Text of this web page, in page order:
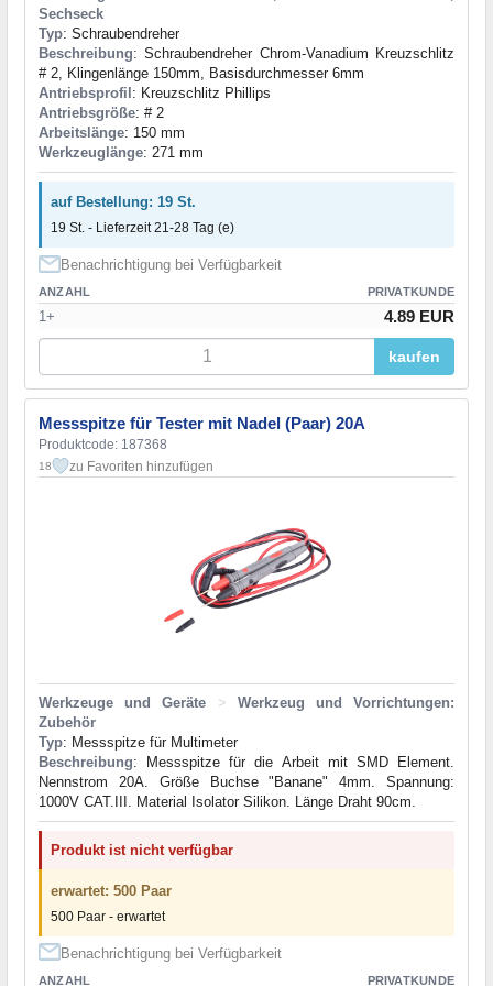
Sechseck
Typ: Schraubendreher
Beschreibung: Schraubendreher Chrom-Vanadium Kreuzschlitz
# 2, Klingenlänge 150mm, Basisdurchmesser 6mm
Antriebsprofil : Kreuzschlitz Phillips
Antriebsgröße: # 2
Arbeitslänge: 150 mm
Werkzeuglänge: 271 mm
auf Bestellung: 19 St.
19 St. - Lieferzeit 21-28 Tag (e)
Benachrichtigung bei Verfügbarkeit
ANZAHL PRIVATKUNDE
1+ 4.89 EUR
kaufen
Messspitze für Tester mit Nadel (Paar) 20A
Produktcode: 187368
18 zu Favoriten hinzufügen
Werkzeuge und Geräte >
Werkzeug und Vorrichtungen:
Zubehör
Typ: Messspitze für Multimeter
Beschreibung: Messspitze für die Arbeit mit SMD Element.
Nennstrom 20A. Größe Buchse "Banane" 4mm. Spannung:
1000V CAT.III. Material Isolator Silikon. Länge Draht 90cm.
Produkt ist nicht verfügbar
erwartet: 500 Paar
500 Paar - erwartet
Benachrichtigung bei Verfügbarkeit
ANZAHL PRIVATKUNDE